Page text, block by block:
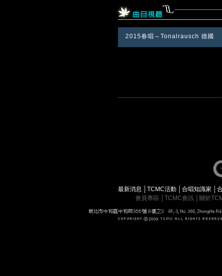
2015春唱～Tonalrausch 德國
最新消息 │TCMC活動 │合唱知識家 │
會員專區
TCMC會訊 關於